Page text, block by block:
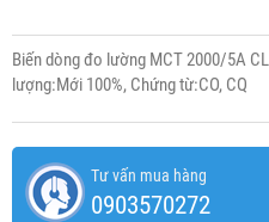
Biến dòng đo lường MCT 2000/5A
lượng:Mới 100%, Chứng từ:CO, CQ
Tư vấn mua hàng
0903570272